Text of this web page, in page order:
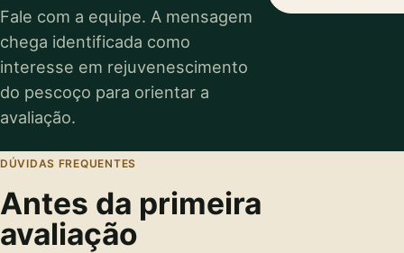
Fale com a equipe. A mensagem
chega identificada como
interesse em rejuvenescimento
do pescoço para orientar a
avaliação.
DÚVIDAS FREQUENTES
Antes da primeira
avaliação